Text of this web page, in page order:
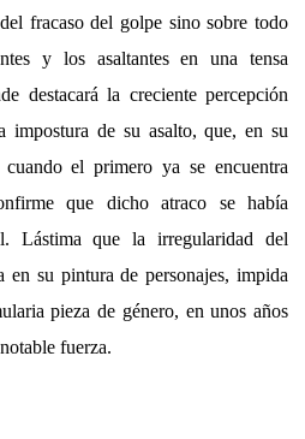
fracaso del golpe sino sobre todo
y los asaltantes en una tensa
destacará la creciente percepción
impostura de su asalto, que, en su
el primero ya se encuentra
que dicho atraco se había
Lástima que la irregularidad del
su pintura de personajes, impida
pieza de género, en unos años
fuerza.